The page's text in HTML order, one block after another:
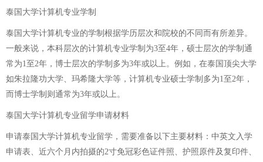
泰国大学计算机专业学制
泰国大学计算机专业的学制根据学历层次和院校的不同而有所差异。
一般来说，本科层次的计算机专业学制为3至4年，硕士层次的学制通
常为1至2年，博士层次的学制多为3年或以上。例如，在泰国顶尖大学
如朱拉隆功大学、玛希隆大学等，计算机专业硕士学制多为1至2年，
而博士学制则通常为3年或以上。
泰国大学计算机专业留学申请材料
申请泰国大学计算机专业留学，需要准备以下主要材料：中英文入学
申请表、近六个月内拍摄的2寸免冠彩色证件照、护照原件及复印件、